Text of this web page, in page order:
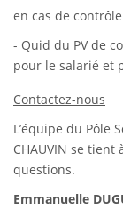
en cas de contrôle
- Quid du PV de
pour le salarié et
Contactez-nous
L’équipe du Pôle
CHAUVIN se
questions.
Emmanuelle